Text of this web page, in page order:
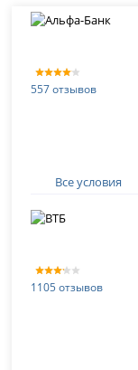
557 отзывов
Все условия
1105 отзывов